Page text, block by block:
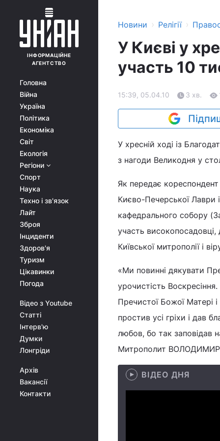
ІНФОРМАЦІЙНЕ
АГЕНТСТВО
Головна
Війна
Україна
Політика
Економіка
Світ
Екологія
Регіони
Спорт
Наука
Техно і зв'язок
Лайт
Зброя
Інциденти
Здоров'я
Туризм
Цікавинки
Погода
Відео з Youtube
Статті
Інтерв'ю
Думки
Лонгріди
Архів
Вакансії
Контакти
Новини › Релігії ›
У Києві у
участь 10
15:39, 05.04.10 3 хв.
У хресній ході із
з нагоди Великодня у
Як передає
Києво-Печерської Лаври
кафедрального собору
участь високопосадовці,
Київської митрополії і
«Ми повинні дякувати
урочистість
Пречистої Божої Матері
простив усі гріхи і дав
любов, бо так заповідав
Митрополит
ВІДЕО ДНЯ